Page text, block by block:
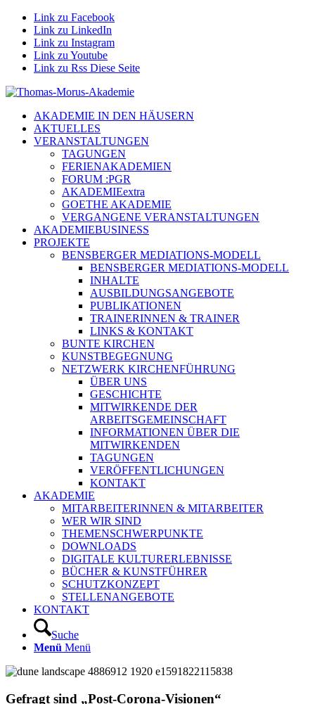
Link zu Facebook
Link zu LinkedIn
Link zu Instagram
Link zu Youtube
Link zu Rss Diese Seite
AKADEMIE IN DEN HÄUSERN
AKTUELLES
VERANSTALTUNGEN
TAGUNGEN
FERIENAKADEMIEN
FORUM :PGR
AKADEMIEextra
GOETHE AKADEMIE
VERGANGENE VERANSTALTUNGEN
AKADEMIEBUSINESS
PROJEKTE
BENSBERGER MEDIATIONS-MODELL
BENSBERGER MEDIATIONS-MODELL
INHALTE
AUSBILDUNGSANGEBOTE
PUBLIKATIONEN
TRAINERINNEN & TRAINER
LINKS & KONTAKT
BUNTE KIRCHEN
KUNSTBEGEGNUNG
NETZWERK KIRCHENFÜHRUNG
ÜBER UNS
GESCHICHTE
MITWIRKENDE DER
ARBEITSGEMEINSCHAFT
INFORMATIONEN ÜBER DIE
MITWIRKENDEN
TAGUNGEN
VERÖFFENTLICHUNGEN
KONTAKT
AKADEMIE
MITARBEITERINNEN & MITARBEITER
WER WIR SIND
THEMENSCHWERPUNKTE
DOWNLOADS
DIGITALE KULTURERLEBNISSE
BÜCHER & KUNSTFÜHRER
SCHUTZKONZEPT
STELLENANGEBOTE
KONTAKT
Suche
Menü Menü
Gefragt sind „Post-Corona-Visionen“